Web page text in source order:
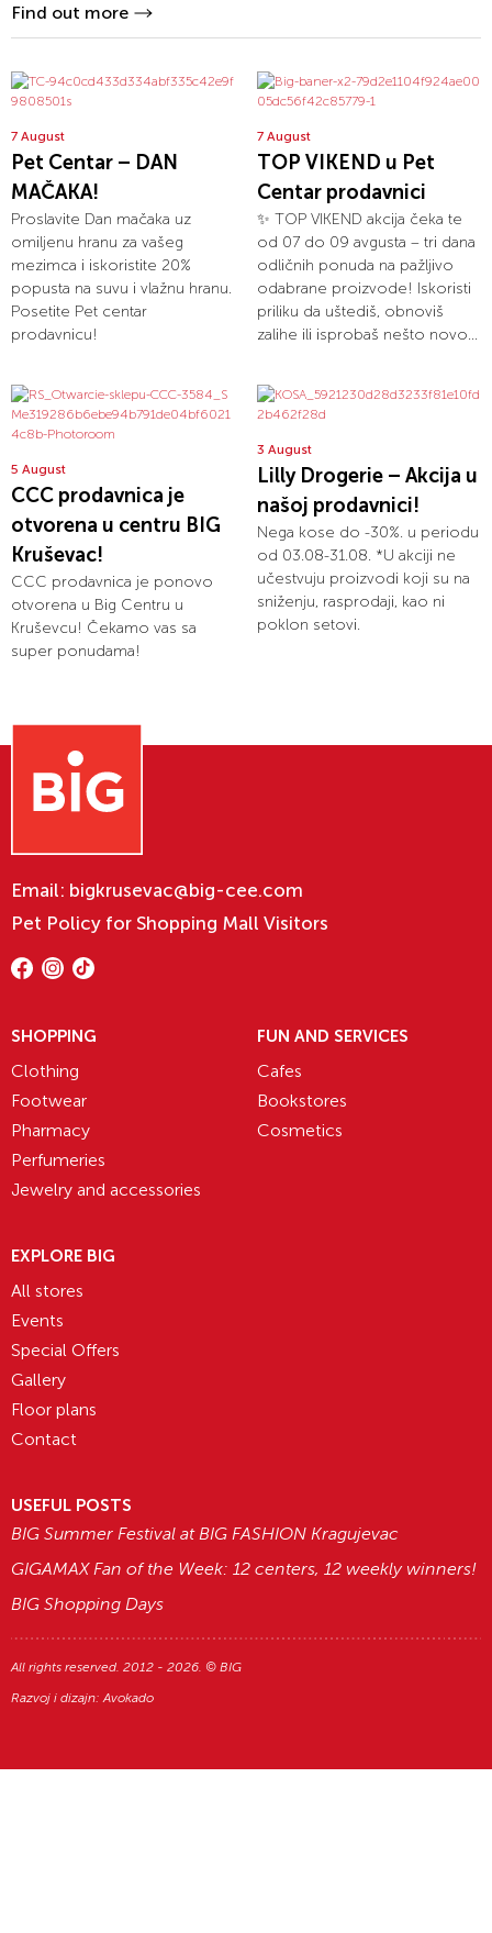
Find out more
7 August
Pet Centar – DAN
MAČAKA!
Proslavite Dan mačaka uz
omiljenu hranu za vašeg
mezimca i iskoristite 20%
popusta na suvu i vlažnu hranu.
Posetite Pet centar
prodavnicu!
7 August
TOP VIKEND u Pet
Centar prodavnici
✨ TOP VIKEND akcija čeka te
od 07 do 09 avgusta – tri dana
odličnih ponuda na pažljivo
odabrane proizvode! Iskoristi
priliku da uštediš, obnoviš
zalihe ili isprobaš nešto novo...
5 August
CCC prodavnica je
otvorena u centru BIG
Kruševac!
CCC prodavnica je ponovo
otvorena u Big Centru u
Kruševcu! Čekamo vas sa
super ponudama!
3 August
Lilly Drogerie – Akcija u
našoj prodavnici!
Nega kose do -30%. u periodu
od 03.08-31.08. *U akciji ne
učestvuju proizvodi koji su na
sniženju, rasprodaji, kao ni
poklon setovi.
Email: bigkrusevac@big-cee.com
Pet Policy for Shopping Mall Visitors
SHOPPING
Clothing
Footwear
Pharmacy
Perfumeries
Jewelry and accessories
FUN AND SERVICES
Cafes
Bookstores
Cosmetics
EXPLORE BIG
All stores
Events
Special Offers
Gallery
Floor plans
Contact
USEFUL POSTS
BIG Summer Festival at BIG FASHION Kragujevac
GIGAMAX Fan of the Week: 12 centers, 12 weekly winners!
BIG Shopping Days
All rights reserved. 2012 - 2026. © BIG
Razvoj i dizajn: Avokado